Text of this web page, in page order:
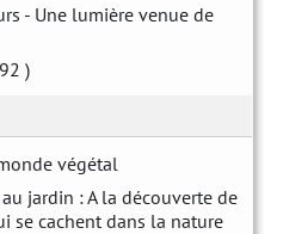
- Une lumière venue de
)
végétal
jardin : A la découverte de
se cachent dans la nature